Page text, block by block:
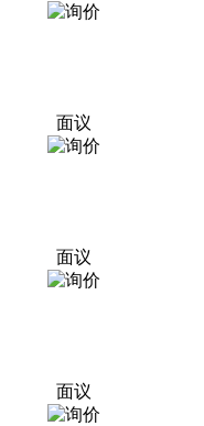
面议
面议
面议